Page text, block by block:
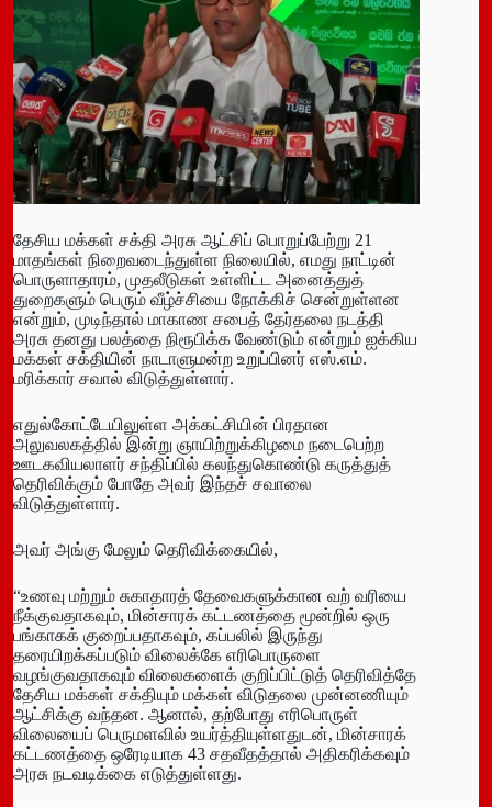
தேசிய மக்கள் சக்தி அரசு ஆட்சிப் பொறுப்பேற்று 21
மாதங்கள் நிறைவடைந்துள்ள நிலையில், எமது நாட்டின்
பொருளாதாரம், முதலீடுகள் உள்ளிட்ட அனைத்துத்
துறைகளும் பெரும் வீழ்ச்சியை நோக்கிச் சென்றுள்ளன
என்றும், முடிந்தால் மாகாண சபைத் தேர்தலை நடத்தி
அரசு தனது பலத்தை நிரூபிக்க வேண்டும் என்றும் ஐக்கிய
மக்கள் சக்தியின் நாடாளுமன்ற உறுப்பினர் எஸ்.எம்.
மரிக்கார் சவால் விடுத்துள்ளார்.
எதுல்கோட்டேயிலுள்ள அக்கட்சியின் பிரதான
அலுவலகத்தில் இன்று ஞாயிற்றுக்கிழமை நடைபெற்ற
ஊடகவியலாளர் சந்திப்பில் கலந்துகொண்டு கருத்துத்
தெரிவிக்கும் போதே அவர் இந்தச் சவாலை
விடுத்துள்ளார்.
அவர் அங்கு மேலும் தெரிவிக்கையில்,
“உணவு மற்றும் சுகாதாரத் தேவைகளுக்கான வற் வரியை
நீக்குவதாகவும், மின்சாரக் கட்டணத்தை மூன்றில் ஒரு
பங்காகக் குறைப்பதாகவும், கப்பலில் இருந்து
தரையிறக்கப்படும் விலைக்கே எரிபொருளை
வழங்குவதாகவும் விலைகளைக் குறிப்பிட்டுத் தெரிவித்தே
தேசிய மக்கள் சக்தியும் மக்கள் விடுதலை முன்னணியும்
ஆட்சிக்கு வந்தன. ஆனால், தற்போது எரிபொருள்
விலையைப் பெருமளவில் உயர்த்தியுள்ளதுடன், மின்சாரக்
கட்டணத்தை ஒரேடியாக 43 சதவீதத்தால் அதிகரிக்கவும்
அரசு நடவடிக்கை எடுத்துள்ளது.